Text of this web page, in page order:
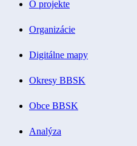
O projekte
Organizácie
Digitálne mapy
Okresy BBSK
Obce BBSK
Analýza